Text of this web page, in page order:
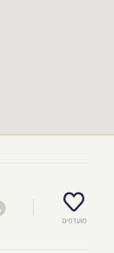
מועדפים